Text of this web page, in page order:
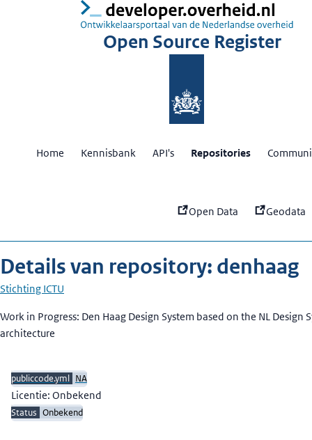
Open Source Register:
Home Kennisbank API's Repositories
Open Data Geodata
Details van repository: denhaag
Stichting ICTU
Beschrijving
Work in Progress: Den Haag Design System based on the NL Design
architecture
publiccode.yml NA
Licentie: Onbekend
Status Onbekend